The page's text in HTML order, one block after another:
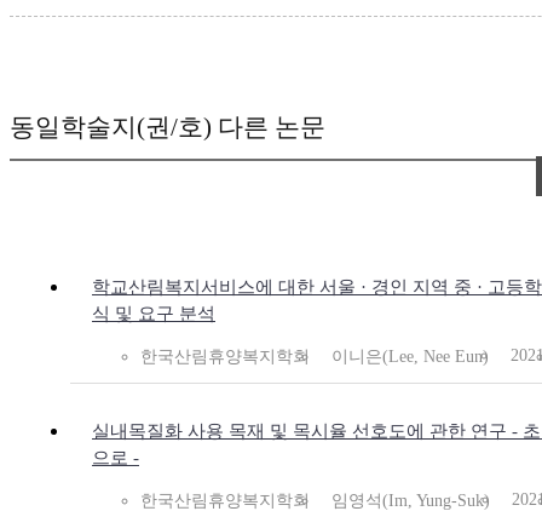
동일학술지(권/호) 다른 논문
학교산림복지서비스에 대한 서울 · 경인 지역 중 · 고등
식 및 요구 분석
한국산림휴양복지학회 이니은(Lee, Nee Eun)
실내목질화 사용 목재 및 목시율 선호도에 관한 연구 -
으로 -
한국산림휴양복지학회 임영석(Im, Yung-Suk)